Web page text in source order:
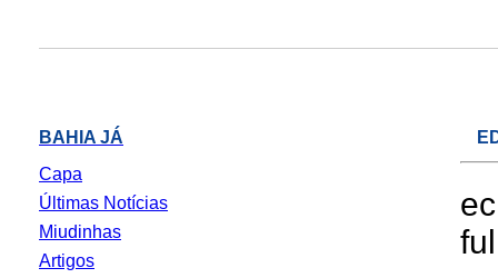
BAHIA JÁ
Capa
Últimas Notícias
Miudinhas
Artigos